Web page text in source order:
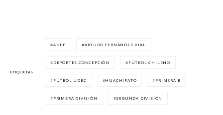
ETIQUETAS
ANFP ARTURO FERNÁNDEZ VIAL
DEPORTES CONCEPCIÓN FÚTBOL CHILENO
FÚTBOL UDEC HUACHIPATO PRIMERA B
PRIMERA DIVISIÓN SEGUNDA DIVISIÓN